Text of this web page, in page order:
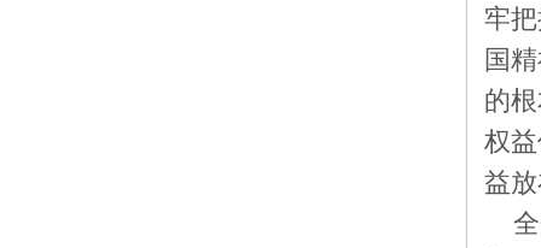
牢
国
的
权
益